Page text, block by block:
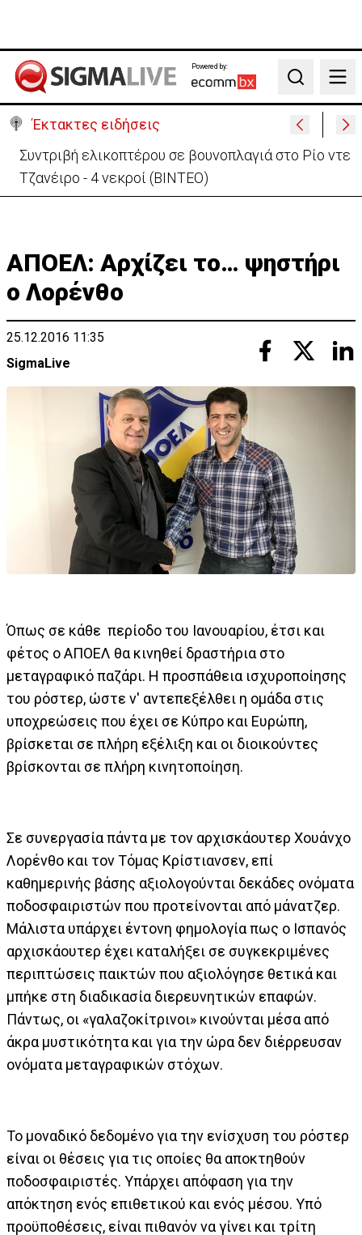
Powered by:
Search
Έκτακτες ειδήσεις
Συντριβή ελικοπτέρου σε βουνοπλαγιά στο Ρίο ντε
Τζανέιρο - 4 νεκροί (BINTEO)
ΑΠΟΕΛ: Αρχίζει το… ψηστήρι
ο Λορένθο
25.12.2016 11:35
SigmaLive
Όπως σε κάθε περίοδο του Ιανουαρίου, έτσι και
φέτος ο ΑΠΟΕΛ θα κινηθεί δραστήρια στο
μεταγραφικό παζάρι. Η προσπάθεια ισχυροποίησης
του ρόστερ, ώστε ν' αντεπεξέλθει η ομάδα στις
υποχρεώσεις που έχει σε Κύπρο και Ευρώπη,
βρίσκεται σε πλήρη εξέλιξη και οι διοικούντες
βρίσκονται σε πλήρη κινητοποίηση.
Σε συνεργασία πάντα με τον αρχισκάουτερ Χουάνχο
Λορένθο και τον Τόμας Κρίστιανσεν, επί
καθημερινής βάσης αξιολογούνται δεκάδες ονόματα
ποδοσφαιριστών που προτείνονται από μάνατζερ.
Μάλιστα υπάρχει έντονη φημολογία πως ο Ισπανός
αρχισκάουτερ έχει καταλήξει σε συγκεκριμένες
περιπτώσεις παικτών που αξιολόγησε θετικά και
μπήκε στη διαδικασία διερευνητικών επαφών.
Πάντως, οι «γαλαζοκίτρινοι» κινούνται μέσα από
άκρα μυστικότητα και για την ώρα δεν διέρρευσαν
ονόματα μεταγραφικών στόχων.
Το μοναδικό δεδομένο για την ενίσχυση του ρόστερ
είναι οι θέσεις για τις οποίες θα αποκτηθούν
ποδοσφαιριστές. Υπάρχει απόφαση για την
απόκτηση ενός επιθετικού και ενός μέσου. Υπό
προϋποθέσεις, είναι πιθανόν να γίνει και τρίτη